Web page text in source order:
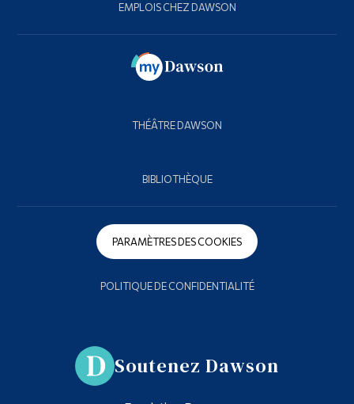
EMPLOIS CHEZ DAWSON
THÉÂTRE DAWSON
BIBLIOTHÈQUE
PARAMÈTRES DES COOKIES
POLITIQUE DE CONFIDENTIALITÉ
Soutenez Dawson